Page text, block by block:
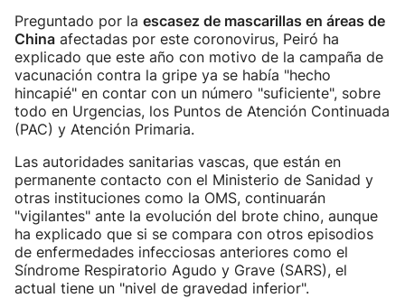
Preguntado por la escasez de mascarillas en áreas de
China afectadas por este coronovirus, Peiró ha
explicado que este año con motivo de la campaña de
vacunación contra la gripe ya se había "hecho
hincapié" en contar con un número "suficiente", sobre
todo en Urgencias, los Puntos de Atención Continuada
(PAC) y Atención Primaria.
Las autoridades sanitarias vascas, que están en
permanente contacto con el Ministerio de Sanidad y
otras instituciones como la OMS, continuarán
"vigilantes" ante la evolución del brote chino, aunque
ha explicado que si se compara con otros episodios
de enfermedades infecciosas anteriores como el
Síndrome Respiratorio Agudo y Grave (SARS), el
actual tiene un "nivel de gravedad inferior".